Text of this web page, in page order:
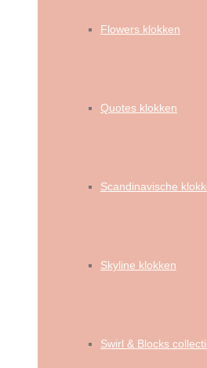
Flowers klokken
Quotes klokken
Scandinavische
Skyline klokken
Swirl & Blocks